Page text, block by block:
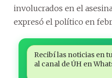
involucrados en el
expresó el político en
Recibí las noticias en
al canal de ÚH en